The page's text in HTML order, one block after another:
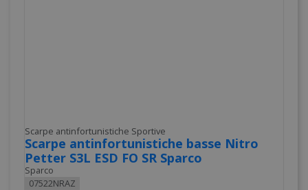
Scarpe antinfortunistiche Sportive
Scarpe antinfortunistiche basse Nitro
Petter S3L ESD FO SR Sparco
Sparco
07522NRAZ